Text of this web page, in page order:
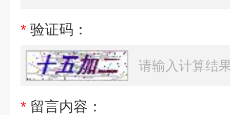
* 验证码：
* 留言内容：